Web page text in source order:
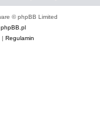
© phpBB Limited
phpBB.pl
| Regulamin